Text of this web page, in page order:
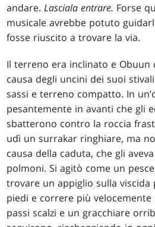
andare.Lasciala entrare. Forse
musicale avrebbe potuto
fosse riuscito a trovare la via.
Il terreno era inclinato e Obuun
causa degli uncini dei suoi
sassi e terreno compatto. In
pesantemente in avanti che gli
sbatterono contro la roccia
udì un surrakar ringhiare, ma
causa della caduta, che gli
polmoni. Si agitò come un
trovare un appiglio sulla
piedi e correre più velocemente
passi scalzi e un gracchiare